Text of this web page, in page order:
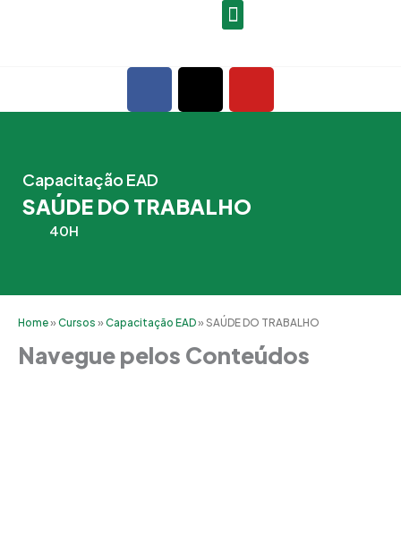
F
c
o
o
X
t
t
Y
u
e
Capacitação EAD
SAÚDE DO TRABALHO
40H
Home»Cursos »Capacitação EAD»SAÚDE DO TRABALHO
Navegue pelos Conteúdos